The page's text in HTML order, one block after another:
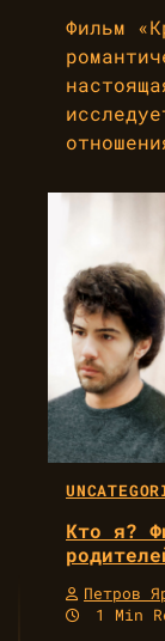
Фильм
Кто я?
Петров
1 Min